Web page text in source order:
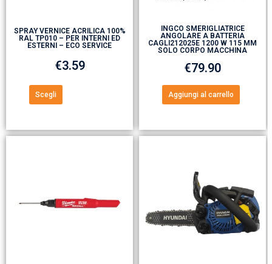
SPRAY VERNICE ACRILICA 100%
RAL TP010 – PER INTERNI ED
ESTERNI – ECO SERVICE
€3.59
Scegli
INGCO SMERIGLIATRICE
ANGOLARE A BATTERIA
CAGLI212025E 1200 W 115 MM
SOLO CORPO MACCHINA
€79.90
Aggiungi al carrello